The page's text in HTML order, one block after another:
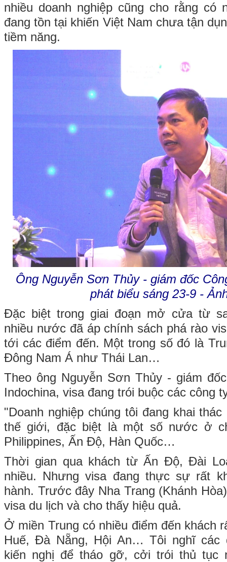
nhiều doanh nghiệp cũng cho rằng có
đang tồn tại khiến Việt Nam chưa tận
tiềm năng.
Ông Nguyễn Sơn Thủy - giám đốc
phát biểu sáng 23-9 -
Đặc biệt trong giai đoạn mở cửa từ
nhiều nước đã áp chính sách phá rào
tới các điểm đến. Một trong số đó là
Đông Nam Á như Thái Lan…
Theo ông Nguyễn Sơn Thủy - giám
Indochina, visa đang trói buộc các công
"Doanh nghiệp chúng tôi đang khai
thế giới, đặc biệt là một số nước ở
Philippines, Ấn Độ, Hàn Quốc…
Thời gian qua khách từ Ấn Độ, Đài
nhiều. Nhưng visa đang thực sự rất
hành. Trước đây Nha Trang (Khánh
visa du lịch và cho thấy hiệu quả.
Ở miền Trung có nhiều điểm đến khách
Huế, Đà Nẵng, Hội An… Tôi nghĩ các
kiến nghị để tháo gỡ, cởi trói thủ tục